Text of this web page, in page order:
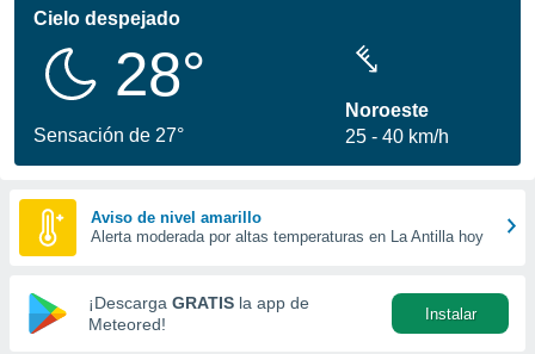
ha
calidad.
a este
las
y
forma
digital
basada
Cielo despejado
28°
Sensación de 27°
Noroeste
25
40 km/h
Aviso de nivel amarillo
Alerta moderada por altas temperaturas en La Antilla hoy
¡Descarga GRATIS la app de
Meteored!
Instalar